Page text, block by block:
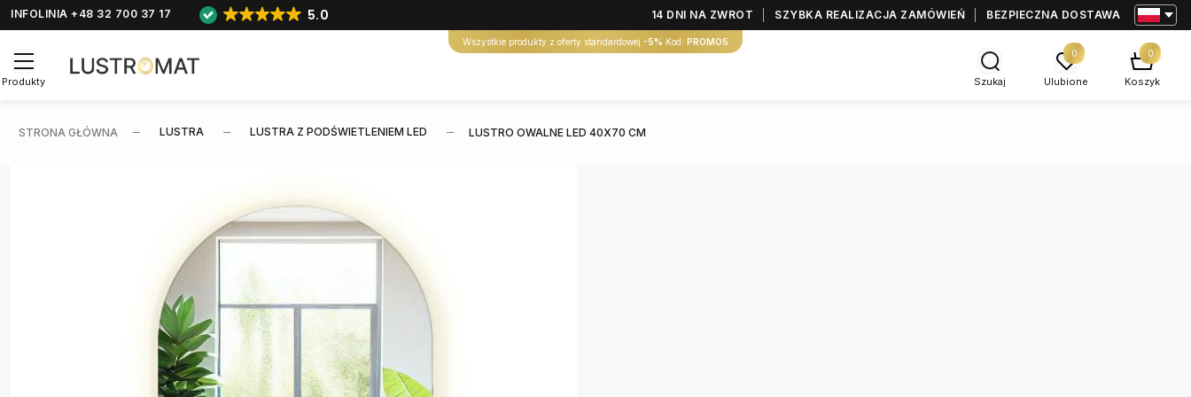
INFOLINIA +48 32 700 37 17 5.0 14 DNI NA ZWROT SZYBKA REALIZACJA ZAMÓWIEŃ BEZPIECZNA DOSTAWA
Wszystkie produkty z oferty standardowej -5% Kod: PROMO5
Produkty Szukaj
0
Ulubione
0
Koszyk
STRONA GŁÓWNA LUSTRA LUSTRA Z PODŚWIETLENIEM LED LUSTRO OWALNE LED 40X70 CM